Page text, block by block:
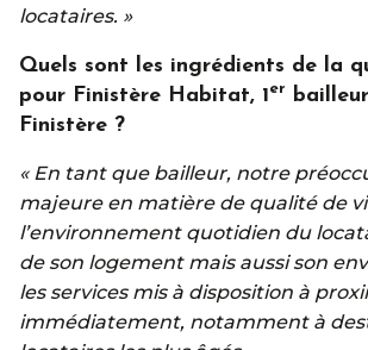
locataires. »
Quels sont les ingrédients de la
pour Finistère Habitat, 1er
Finistère ?
« En tant que bailleur, notre
majeure en matière de qualité de
l’environnement quotidien du
de son logement mais aussi son
les services mis à disposition à
immédiatement, notamment à